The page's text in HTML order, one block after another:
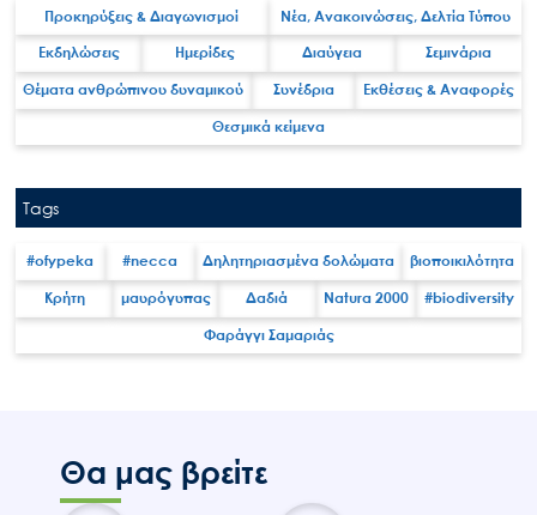
Ο.ΦΥ.ΠΕ.Κ.Α.
Νέα – Δημοσιότητα
Άξονες δράσης
Μ.Δ.Π.Π.
Προκηρύξεις & Διαγωνισμοί Νέα, Ανακοινώσεις, Δελτία Τύπου
Εκδηλώσεις Ημερίδες Διαύγεια Σεμινάρια
Θέματα ανθρώπινου δυναμικού Συνέδρια Εκθέσεις & Αναφορές
Θεσμικά κείμενα
Tags
#ofypeka #necca Δηλητηριασμένα δολώματα βιοποικιλότητα
Κρήτη μαυρόγυπας Δαδιά Natura 2000 #biodiversity
Φαράγγι Σαμαριάς
Θα μας βρείτε